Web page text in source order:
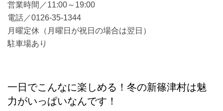
営業時間／11:00～19:00
電話／0126-35-1344
月曜定休（月曜日が祝日の場合は翌日）
駐車場あり
一日でこんなに楽しめる！冬の新篠津村は魅
力がいっぱいなんです！